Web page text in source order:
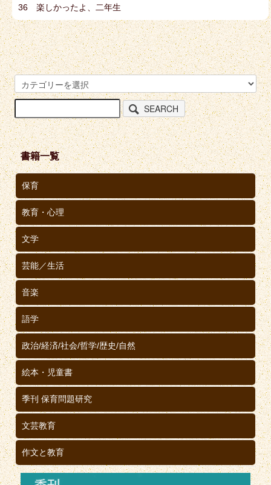
36 楽しかったよ、二年生
SEARCH
書籍一覧
保育
教育・心理
文学
芸能／生活
音楽
語学
政治/経済/社会/哲学/歴史/自然
絵本・児童書
季刊 保育問題研究
文芸教育
作文と教育